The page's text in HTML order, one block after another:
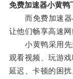
免费加速器小黄鸭
而免费加速器
让他们畅享高速网
小黄鸭采用先
观看视频、玩游
延迟、卡顿的困扰